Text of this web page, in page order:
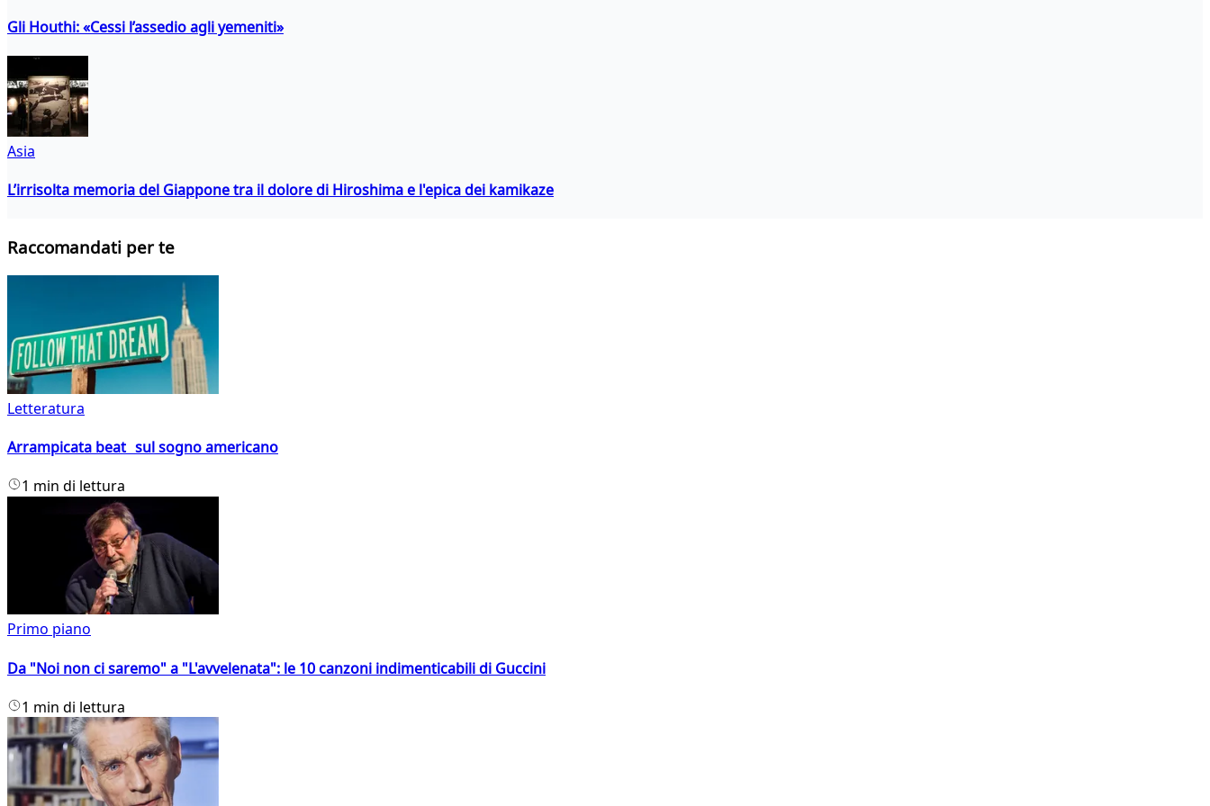
Gli Houthi: «Cessi l’assedio agli yemeniti»
Asia
L’irrisolta memoria del Giappone tra il dolore di Hiroshima e l'epica dei kamikaze
Raccomandati per te
Letteratura
Arrampicata beat sul sogno americano
1 min di lettura
Primo piano
Da "Noi non ci saremo" a "L'avvelenata": le 10 canzoni indimenticabili di Guccini
1 min di lettura